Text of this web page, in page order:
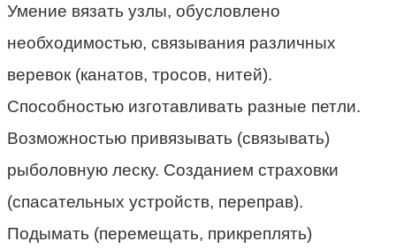
Умение вязать узлы, обусловлено
необходимостью, связывания различных
веревок (канатов, тросов, нитей).
Способностью изготавливать разные петли.
Возможностью привязывать (связывать)
рыболовную леску. Созданием страховки
(спасательных устройств, переправ).
Подымать (перемещать, прикреплять)